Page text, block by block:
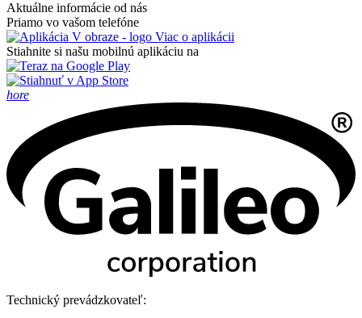
Aktuálne informácie od nás
Priamo vo vašom telefóne
Viac o aplikácii
Stiahnite si našu mobilnú aplikáciu na
hore
Technický prevádzkovateľ: